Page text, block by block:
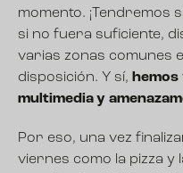
momento. ¡Tendremos
si no fuera suficiente,
varias zonas comunes
disposición. Y sí,
multimedia y
Por eso, una vez
viernes como la pizza y